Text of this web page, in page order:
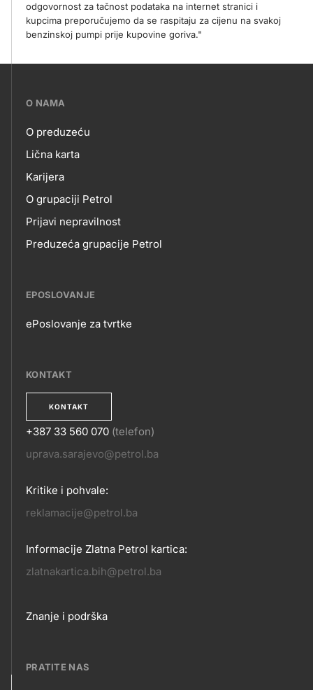
odgovornost za tačnost podataka na internet stranici i
kupcima preporučujemo da se raspitaju za cijenu na svakoj
benzinskoj pumpi prije kupovine goriva."
???
skupno.footer-
title???
O NAMA
O
NAMA
O preduzeću
Lična karta
Karijera
O grupaciji Petrol
Prijavi nepravilnost
Preduzeća grupacije Petrol
EPOSLOVANJE
ePoslovanje za tvrtke
KONTAKT
KONTAKT
KONTAKT
+387 33 560 070 (telefon)
uprava.sarajevo@petrol.ba
Kritike i pohvale:
reklamacije@petrol.ba
Informacije Zlatna Petrol kartica:
zlatnakartica.bih@petrol.ba
Footer
Znanje i podrška
PRATITE NAS